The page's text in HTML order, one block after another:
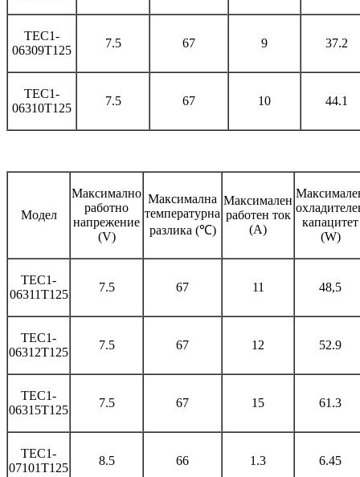
TEC1-
06309T125
7.5 67 9 37.2
TEC1-
06310T125
7.5 67 10 44.1
Модел
Максимално
работно
напрежение
(V)
Максимална
температурна
разлика (℃)
Максимален
работен ток
(A)
капацитет
(W)
TEC1-
06311T125
7.5 67 11 48,5
TEC1-
06312T125
7.5 67 12 52.9
TEC1-
06315T125
7.5 67 15 61.3
TEC1-
07101T125
8.5 66 1.3 6.45